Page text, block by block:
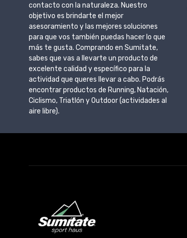
contacto con la naturaleza. Nuestro
objetivo es brindarte el mejor
asesoramiento y las mejores soluciones
para que vos también puedas hacer lo que
más te gusta. Comprando en Sumitate,
sabes que vas a llevarte un producto de
excelente calidad y específico para la
actividad que queres llevar a cabo. Podrás
encontrar productos de Running, Natación,
Ciclismo, Triatlón y Outdoor (actividades al
aire libre).